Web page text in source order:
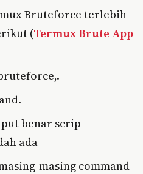
Bruteforce terlebih
(Termux Brute App
benar scrip
ada
masing command